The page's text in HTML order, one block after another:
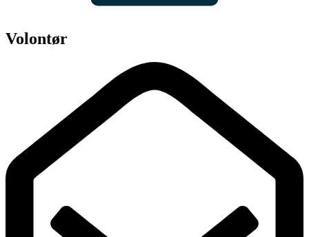
Volontør